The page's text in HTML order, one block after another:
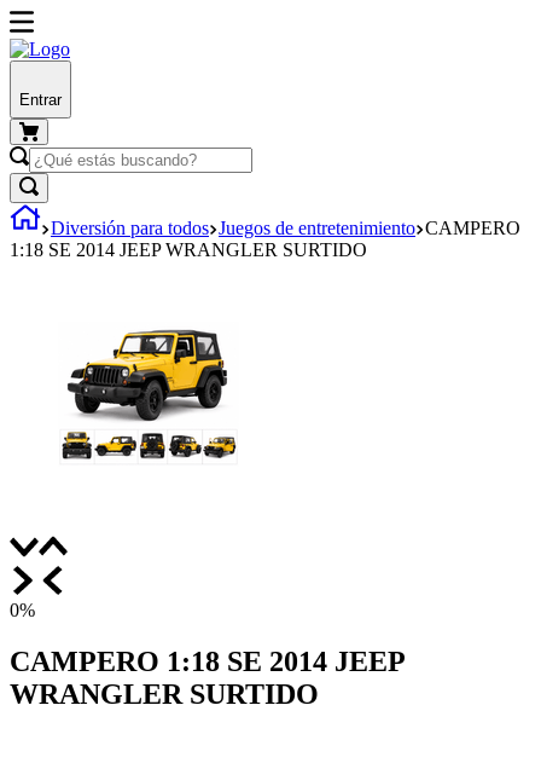
Entrar
Diversión para todos Juegos de entretenimiento CAMPERO
1:18 SE 2014 JEEP WRANGLER SURTIDO
0%
CAMPERO 1:18 SE 2014 JEEP
WRANGLER SURTIDO